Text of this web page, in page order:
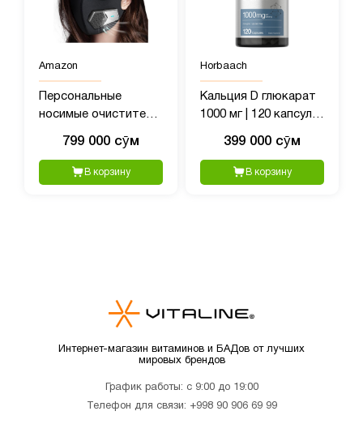
Amazon
Персональные
носимые очистители
мини-очиститель
воздуха
799 000 сӯм
В корзину
Horbaach
Кальция D глюкарат
1000 мг | 120 капсул |
399 000 сӯм
В корзину
Интернет-магазин витаминов и БАДов от лучших
мировых брендов
График работы: с 9:00 до 19:00
Телефон для связи: +998 90 906 69 99